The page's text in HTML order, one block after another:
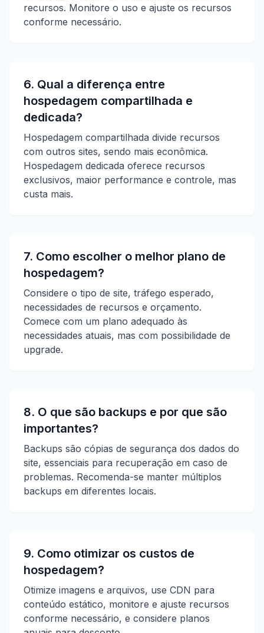
recursos. Monitore o uso e ajuste os recursos
conforme necessário.
6. Qual a diferença entre
hospedagem compartilhada e
dedicada?
Hospedagem compartilhada divide recursos
com outros sites, sendo mais econômica.
Hospedagem dedicada oferece recursos
exclusivos, maior performance e controle, mas
custa mais.
7. Como escolher o melhor plano de
hospedagem?
Considere o tipo de site, tráfego esperado,
necessidades de recursos e orçamento.
Comece com um plano adequado às
necessidades atuais, mas com possibilidade de
upgrade.
8. O que são backups e por que são
importantes?
Backups são cópias de segurança dos dados do
site, essenciais para recuperação em caso de
problemas. Recomenda-se manter múltiplos
backups em diferentes locais.
9. Como otimizar os custos de
hospedagem?
Otimize imagens e arquivos, use CDN para
conteúdo estático, monitore e ajuste recursos
conforme necessário, e considere planos